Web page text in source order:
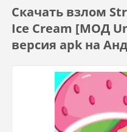
Скачать взлом
Ice Cream [МОД
версия apk на